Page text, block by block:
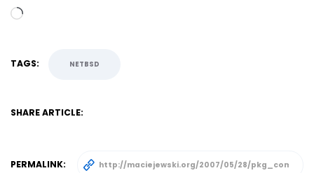
Wczytywanie…
TAGS: NETBSD
SHARE ARTICLE:
PERMALINK: